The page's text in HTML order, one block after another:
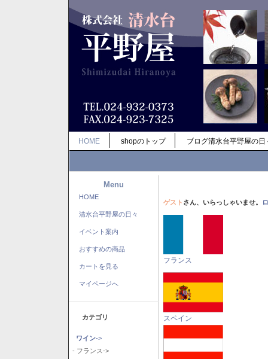
HOME shopのトップ ブログ清水台平野屋の日
Menu
HOME
清水台平野屋の日々
イベント案内
おすすめの商品
カートを見る
マイページへ
カテゴリ
ワイン->
- フランス->
ゲスト さん、いらっしゃいませ。
フランス
スペイン